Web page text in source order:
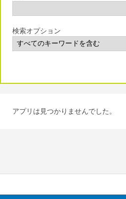
検索オプション
アプリは見つかりませんでした。